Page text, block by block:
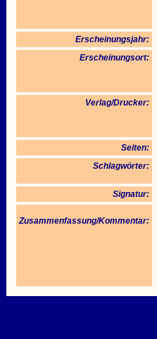
Erscheinungsjahr:
Erscheinungsort:
Verlag/Drucker:
Seiten:
Schlagwörter:
Signatur:
Zusammenfassung/Kommentar: